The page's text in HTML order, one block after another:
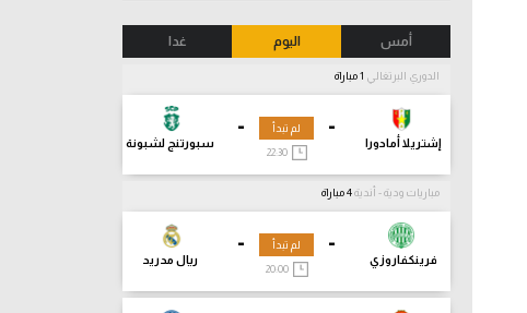
أمس اليوم غدا
الدوري البرتغالي
-
إشتريلا أمادورا
-
سبورتنج لشبونة
لم تبدأ
22:30
مباريات ودية - أندية
-
فرينكفاروزي
-
ريال مدريد
لم تبدأ
20:00